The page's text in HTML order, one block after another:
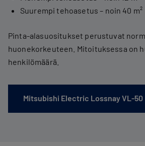
Suurempi tehoasetus – noin 40 m²
Pinta-alasuositukset perustuvat
huonekorkeuteen. Mitoituksessa on
henkilömäärä.
Mitsubishi Electric Lossnay VL-50